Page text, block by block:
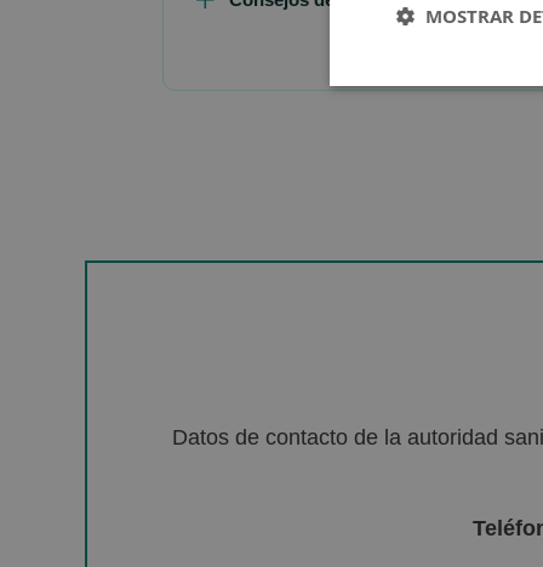
Datos de contacto de la autoridad
MOSTRAR